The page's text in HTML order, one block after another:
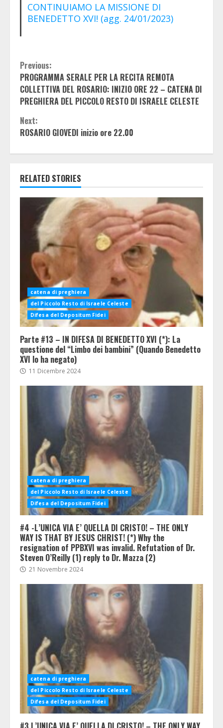
CONTINUIAMO LA MISSIONE DI
BENEDETTO XVI! (agg. 24/01/2023)
Continue
Reading
Previous:
PROGRAMMA SERALE PER LA RECITA REMOTA
COLLETTIVA DEL ROSARIO: INIZIO ORE 22 – CATENA DI
PREGHIERA DEL PICCOLO RESTO DI ISRAELE CELESTE
Next:
ROSARIO GIOVEDI inizio ore 22.00
RELATED STORIES
catena di preghiera
del Piccolo Resto di Israele Celeste
Difesa del Depositum Fidei
Parte #13 – IN DIFESA DI BENEDETTO XVI (*): La
questione del “Limbo dei bambini” (Quando Benedetto
XVI lo ha negato)
11 Dicembre 2024
catena di preghiera
del Piccolo Resto di Israele Celeste
Difesa del Depositum Fidei
#4 -L’UNICA VIA E’ QUELLA DI CRISTO! – THE ONLY
WAY IS THAT BY JESUS CHRIST! (*) Why the
resignation of PPBXVI was invalid. Refutation of Dr.
Steven O’Reilly (1) reply to Dr. Mazza (2)
21 Novembre 2024
catena di preghiera
del Piccolo Resto di Israele Celeste
Difesa del Depositum Fidei